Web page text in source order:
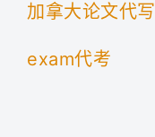
加拿大论文代写
exam代考